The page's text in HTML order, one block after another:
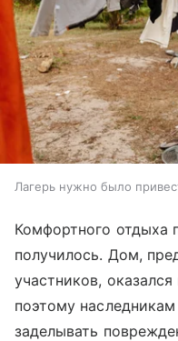
Лагерь нужно было
Комфортного отдыха
получилось. Дом,
участников,
поэтому
заделывать